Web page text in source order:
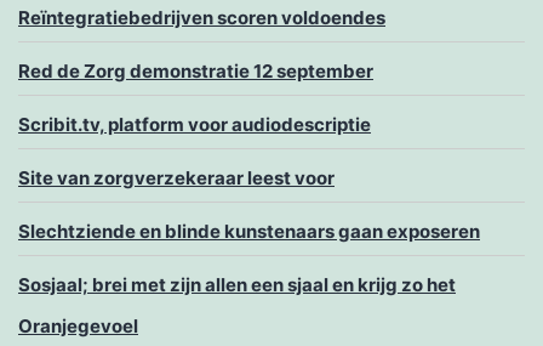
Reïntegratiebedrijven scoren voldoendes
Red de Zorg demonstratie 12 september
Scribit.tv, platform voor audiodescriptie
Site van zorgverzekeraar leest voor
Slechtziende en blinde kunstenaars gaan exposeren
Sosjaal; brei met zijn allen een sjaal en krijg zo het
Oranjegevoel